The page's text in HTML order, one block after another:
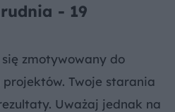
- 19
się zmotywowany do
projektów. Twoje starania
Uważaj jednak na